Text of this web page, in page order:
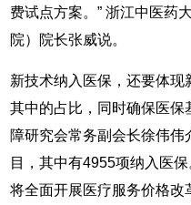
费试点方案。” 浙江中医药
院）院长张威说。
新技术纳入医保，还要体
其中的占比，同时确保医保
障研究会常务副会长徐伟
目，其中有4955项纳入医
将全面开展医疗服务价格改